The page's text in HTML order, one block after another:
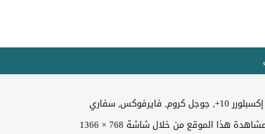
فايرفوكس, سفاري
هذا الموقع من خلال شاشة 768 × 1366